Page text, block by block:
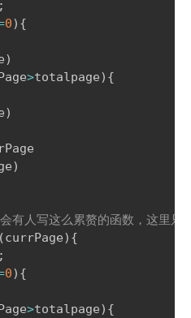
;
0) {
)
>totalpage) {
)
)
有人写这么累赘的函数，这里
(currPage) {
;
0) {
>totalpage) {